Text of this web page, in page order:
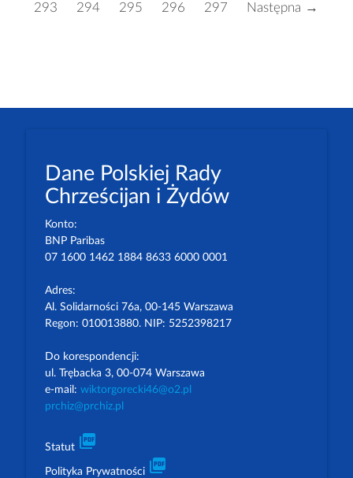
293
294 295 296 297 Następna →
Dane Polskiej Rady
Chrześcijan i Żydów
Konto:
BNP Paribas
07 1600 1462 1884 8633 6000 0001
Adres:
Al. Solidarności 76a, 00-145 Warszawa
Regon: 010013880. NIP: 5252398217
Do korespondencji:
ul. Trębacka 3, 00-074 Warszawa
e-mail: wiktorgorecki46@o2.pl
prchiz@prchiz.pl
Statut picture_as_pdf
Polityka Prywatności picture_as_pdf